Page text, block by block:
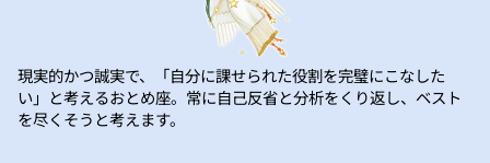
現実的かつ誠実で、「自分に課せられた役割を完璧にこなした
い」と考えるおとめ座。常に自己反省と分析をくり返し、ベスト
を尽くそうと考えます。